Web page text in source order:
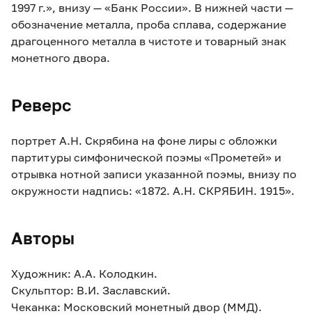
1997 г.», внизу — «Банк России». В нижней части —
обозначение металла, проба сплава, содержание
драгоценного металла в чистоте и товарный знак
монетного двора.
Реверс
портрет А.Н. Скрябина на фоне лиры с обложки
партитуры симфонической поэмы «Прометей» и
отрывка нотной записи указанной поэмы, внизу по
окружности надпись: «1872. А.Н. СКРЯБИН. 1915».
Авторы
Художник: А.А. Колодкин.
Скульптор: В.И. Заславский.
Чеканка: Московский монетный двор (ММД).